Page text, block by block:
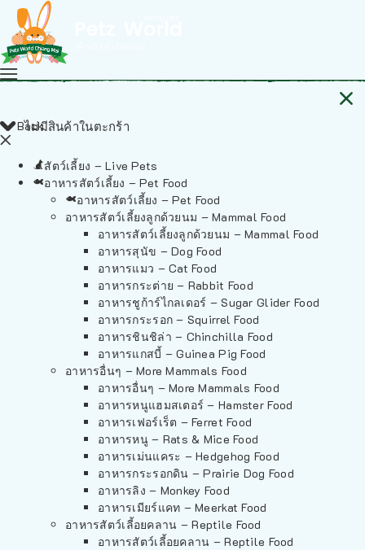
ไม่มีสินค้าในตะกร้า
Back
สัตว์เลี้ยง – Live Pets
อาหารสัตว์เลี้ยง – Pet Food
อาหารสัตว์เลี้ยง – Pet Food
อาหารสัตว์เลี้ยงลูกด้วยนม – Mammal Food
อาหารสัตว์เลี้ยงลูกด้วยนม – Mammal Food
อาหารสุนัข – Dog Food
อาหารแมว – Cat Food
อาหารกระต่าย – Rabbit Food
อาหารชูก้าร์ไกลเดอร์ – Sugar Glider Food
อาหารกระรอก – Squirrel Food
อาหารชินชิล่า – Chinchilla Food
อาหารแกสบี้ – Guinea Pig Food
อาหารอื่นๆ – More Mammals Food
อาหารอื่นๆ – More Mammals Food
อาหารหนูแฮมสเตอร์ – Hamster Food
อาหารเฟอร์เร็ต – Ferret Food
อาหารหนู – Rats & Mice Food
อาหารเม่นแคระ – Hedgehog Food
อาหารกระรอกดิน – Prairie Dog Food
อาหารลิง – Monkey Food
อาหารเมียร์แคท – Meerkat Food
อาหารสัตว์เลี้อยคลาน – Reptile Food
อาหารสัตว์เลี้อยคลาน – Reptile Food